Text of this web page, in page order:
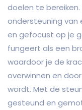
doelen te
ondersteuning van
en gefocust op je
fungeert als een
waardoor je de
overwinnen en
wordt. Met de
gesteund en